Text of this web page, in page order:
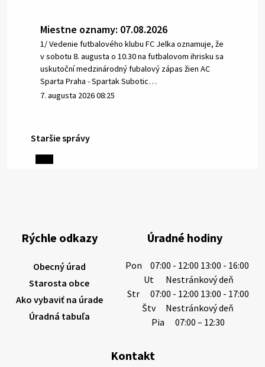
Miestne oznamy: 07.08.2026
1/ Vedenie futbalového klubu FC Jelka oznamuje, že
v sobotu 8. augusta o 10.30 na futbalovom ihrisku sa
uskutoční medzinárodný fubalový zápas žien AC
Sparta Praha - Spartak Subotic…
7. augusta 2026 08:25
6. augusta 2026 08:13
výdatnosti vodárenských zdrojov.
Západoslovenská vodárenská spoločnosť preto
6. augusta 2026 08:12
5. augusta 2026 13:10
Staršie správy
Rýchle odkazy
Obecný úrad
Starosta obce
Ako vybaviť na úrade
Úradná tabuľa
Úradné hodiny
Pon
07:00 - 12:00 13:00 - 16:00
Ut
Nestránkový deň
Str
07:00 - 12:00 13:00 - 17:00
Štv
Nestránkový deň
Pia
07:00 – 12:30
Kontakt